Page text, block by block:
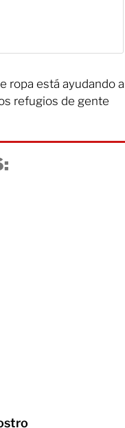
ropa está ayudando a
refugios de gente